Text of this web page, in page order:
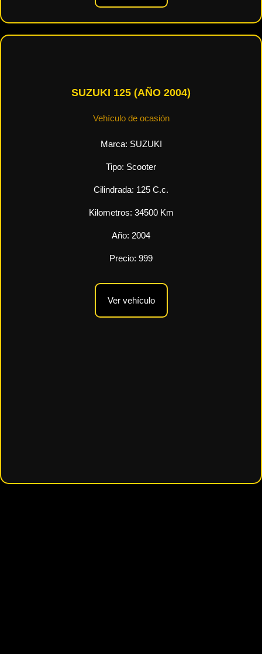
SUZUKI 125 (AÑO 2004)
Vehículo de ocasión
Marca: SUZUKI
Tipo: Scooter
Cilindrada: 125 C.c.
Kilometros: 34500Km
Año: 2004
Precio: 999
Ver vehículo